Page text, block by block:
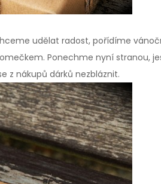
udělat radost, pořídíme
Ponechme nyní stranou,
z nákupů dárků nezbláznit.